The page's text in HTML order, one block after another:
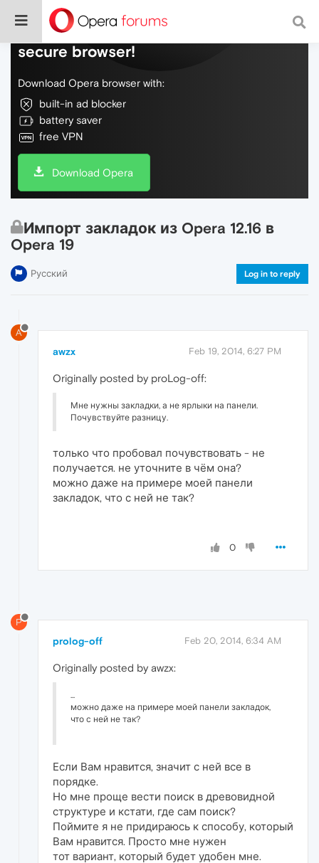
Do more on the web, with a fast and
secure browser!
Download Opera browser with:
built-in ad blocker
battery saver
free VPN
Download Opera
Импорт закладок из Opera 12.16 в
Opera 19
Русский Log in to reply
A
awzx Feb 19, 2014, 6:27 PM
Originally posted by proLog-off:
Мне нужны закладки, а не ярлыки на панели.
Почувствуйте разницу.
только что пробовал почувствовать - не
получается. не уточните в чём она?
можно даже на примере моей панели
закладок, что с ней не так?
0
P
prolog-off Feb 20, 2014, 6:34 AM
Originally posted by awzx:
можно даже на примере моей панели закладок,
что с ней не так?
Если Вам нравится, значит с ней все в
порядке.
Но мне проще вести поиск в древовидной
структуре и кстати, где сам поиск?
Поймите я не придираюсь к способу, который
Вам нравится. Просто мне нужен
тот вариант, который будет удобен мне.